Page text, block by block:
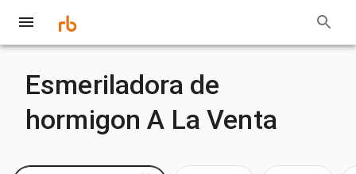
Esmeriladora de
hormigon A La Venta